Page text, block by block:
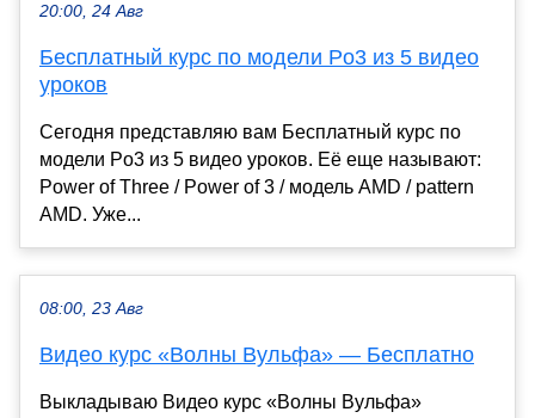
20:00, 24 Авг
Бесплатный курс по модели Po3 из 5 видео
уроков
Сегодня представляю вам Бесплатный курс по
модели Po3 из 5 видео уроков. Её еще называют:
Power of Three / Power of 3 / модель AMD / pattern
AMD. Уже...
08:00, 23 Авг
Видео курс «Волны Вульфа» — Бесплатно
Выкладываю Видео курс «Волны Вульфа»